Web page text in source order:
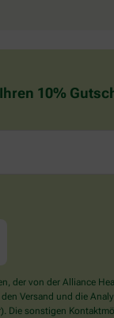
10%
der von der Alliance
Versand und die
Die sonstigen